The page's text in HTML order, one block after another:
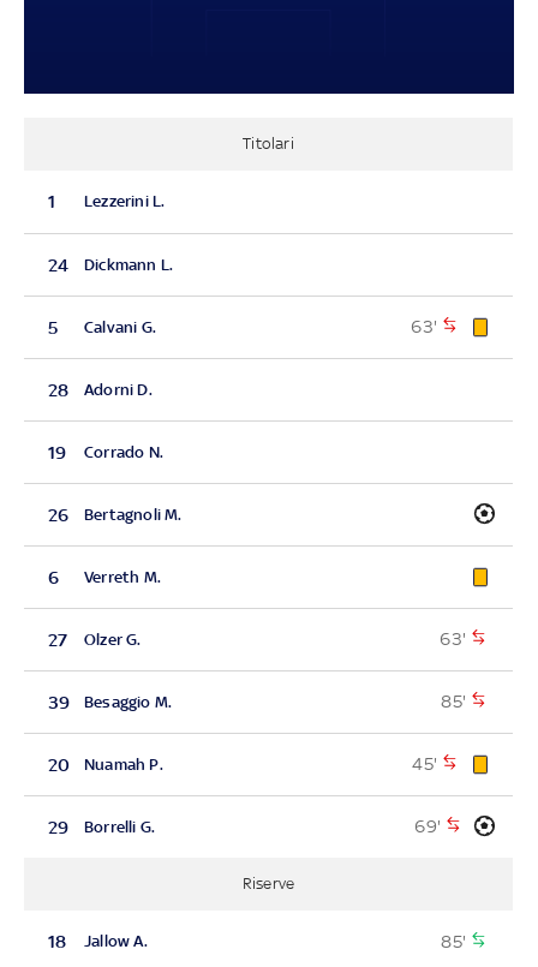
Titolari
1 Lezzerini L.
24 Dickmann L.
5 Calvani G. 63'
28 Adorni D.
19 Corrado N.
26 Bertagnoli M.
6 Verreth M.
27 Olzer G. 63'
39 Besaggio M. 85'
20 Nuamah P. 45'
29 Borrelli G. 69'
Riserve
18 Jallow A. 85'